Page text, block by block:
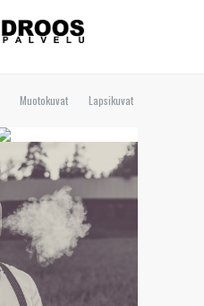
Muotokuvat Lapsikuvat